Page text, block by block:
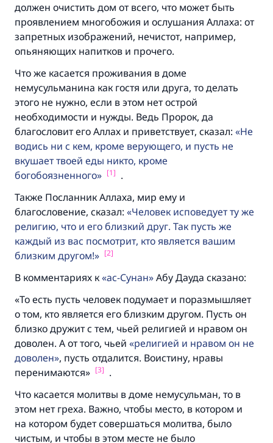
должен очистить дом от всего, что может быть
проявлением многобожия и ослушания Аллаха: от
запретных изображений, нечистот, например,
опьяняющих напитков и прочего.
Что же касается проживания в доме
немусульманина как гостя или друга, то делать
этого не нужно, если в этом нет острой
необходимости и нужды. Ведь Пророк, да
благословит его Аллах и приветствует, сказал:
Не
водись ни с кем, кроме верующего, и пусть не
вкушает твоей еды никто, кроме
богобоязненного
[1] .
Также Посланник Аллаха, мир ему и
благословение, сказал:
Человек исповедует ту же
религию, что и его близкий друг. Так пусть же
каждый из вас посмотрит, кто является вашим
близким другом!
[2]
В комментариях к ас-Сунан Абу Дауда сказано:
«То есть пусть человек подумает и поразмышляет
о том, кто является его близким другом. Пусть он
близко дружит с тем, чьей религией и нравом он
доволен. А от того, чьей
религией и нравом он не
доволен , пусть отдалится. Воистину, нравы
перенимаются» [3] .
Что касается молитвы в доме немусульман, то в
этом нет греха. Важно, чтобы место, в котором и
на котором будет совершаться молитва, было
чистым, и чтобы в этом месте не было